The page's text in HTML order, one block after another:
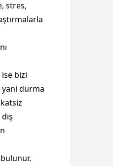
stres,
ise bizi
yani durma